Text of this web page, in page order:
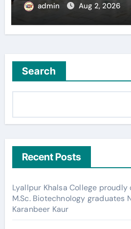
admin Aug 2, 2026
Search
Recent Posts
Lyallpur Khalsa College
M.Sc. Biotechnology graduates
Karanbeer Kaur